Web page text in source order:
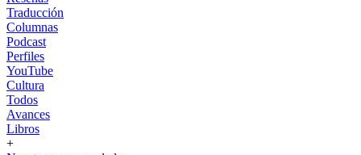
Traducción
Columnas
Podcast
Perfiles
YouTube
Cultura
Todos
Avances
Libros
+